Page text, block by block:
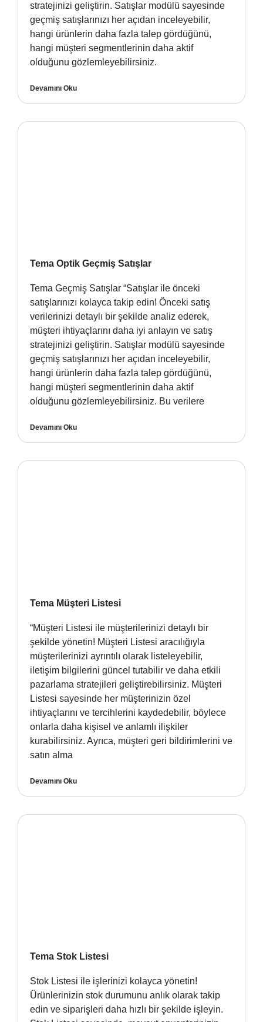
stratejinizi geliştirin. Satışlar modülü sayesinde
geçmiş satışlarınızı her açıdan inceleyebilir,
hangi ürünlerin daha fazla talep gördüğünü,
hangi müşteri segmentlerinin daha aktif
olduğunu gözlemleyebilirsiniz.
Devamını Oku
Tema Optik Geçmiş Satışlar
Tema Geçmiş Satışlar “Satışlar ile önceki
satışlarınızı kolayca takip edin! Önceki satış
verilerinizi detaylı bir şekilde analiz ederek,
müşteri ihtiyaçlarını daha iyi anlayın ve satış
stratejinizi geliştirin. Satışlar modülü sayesinde
geçmiş satışlarınızı her açıdan inceleyebilir,
hangi ürünlerin daha fazla talep gördüğünü,
hangi müşteri segmentlerinin daha aktif
olduğunu gözlemleyebilirsiniz. Bu verilere
Devamını Oku
Tema Müşteri Listesi
“Müşteri Listesi ile müşterilerinizi detaylı bir
şekilde yönetin! Müşteri Listesi aracılığıyla
müşterilerinizi ayrıntılı olarak listeleyebilir,
iletişim bilgilerini güncel tutabilir ve daha etkili
pazarlama stratejileri geliştirebilirsiniz. Müşteri
Listesi sayesinde her müşterinizin özel
ihtiyaçlarını ve tercihlerini kaydedebilir, böylece
onlarla daha kişisel ve anlamlı ilişkiler
kurabilirsiniz. Ayrıca, müşteri geri bildirimlerini ve
satın alma
Devamını Oku
Tema Stok Listesi
Stok Listesi ile işlerinizi kolayca yönetin!
Ürünlerinizin stok durumunu anlık olarak takip
edin ve siparişleri daha hızlı bir şekilde işleyin.